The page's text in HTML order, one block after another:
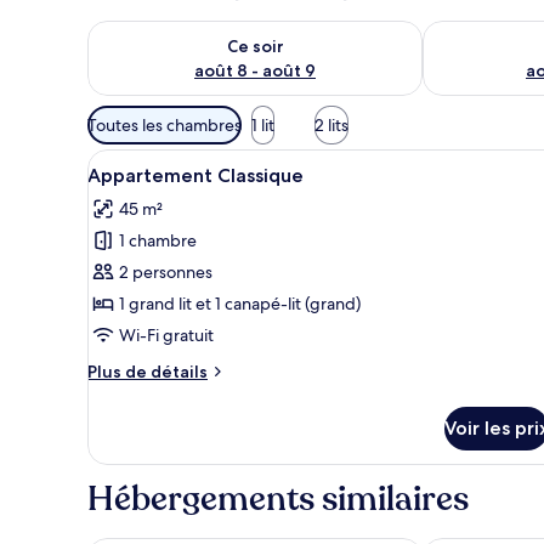
Ce soir
août 8 - août 9
Vérifier la disponibilité pour ce soir août 8 - août 9
Vérifier la
Filtres
disponibles
pour
les
chambres
Toutes les chambres 1 lit 2 lits
Afficher
toutes
les
photos
pour
ce
type
chambre :
Une pièce chaleureuse avec
1
Appartement Classique
45 m²
1 chambre
2 personnes
1 grand lit et 1 canapé-lit (grand)
Wi-Fi gratuit
Plus de détails
Plus
le
type
de
Voir les
Hébergements similaires